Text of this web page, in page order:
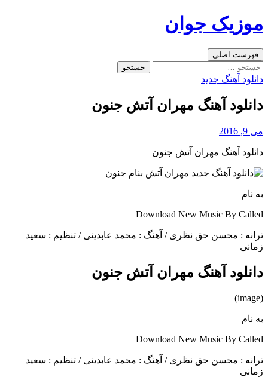
به
موزیک جوان
جست‌وجو
فهرست اصلی
جستجو
برای:
دانلود آهنگ جدید
دانلود آهنگ مهران آتش جنون
می 9, 2016
دانلود آهنگ مهران آتش جنون
به نام
Download New Music By Called
ترانه : محسن حق نظری / آهنگ : محمد عابدینی / تنظیم : سعید
زمانی
دانلود آهنگ مهران آتش جنون
(image)
به نام
Download New Music By Called
ترانه : محسن حق نظری / آهنگ : محمد عابدینی / تنظیم : سعید
زمانی